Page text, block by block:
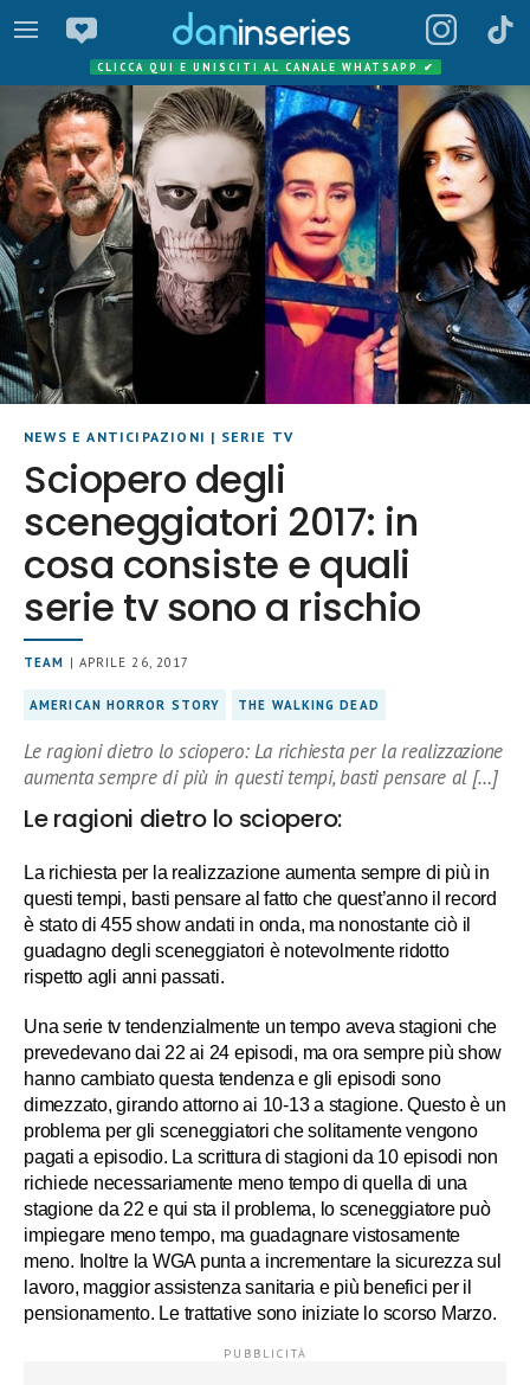
CLICCA QUI E UNISCITI AL CANALE WHATSAPP ✔
NEWS E ANTICIPAZIONI | SERIE TV
Sciopero degli
sceneggiatori 2017: in
cosa consiste e quali
serie tv sono a rischio
TEAM | APRILE 26, 2017
AMERICAN HORROR STORY THE WALKING DEAD
Le ragioni dietro lo sciopero: La richiesta per la realizzazione
aumenta sempre di più in questi tempi, basti pensare al […]
Le ragioni dietro lo sciopero:
La richiesta per la realizzazione aumenta sempre di più in
questi tempi, basti pensare al fatto che quest’anno il record
è stato di 455 show andati in onda, ma nonostante ciò il
guadagno degli sceneggiatori è notevolmente ridotto
rispetto agli anni passati.
Una serie tv tendenzialmente un tempo aveva stagioni che
prevedevano dai 22 ai 24 episodi, ma ora sempre più show
hanno cambiato questa tendenza e gli episodi sono
dimezzato, girando attorno ai 10-13 a stagione. Questo è un
problema per gli sceneggiatori che solitamente vengono
pagati a episodio. La scrittura di stagioni da 10 episodi non
richiede necessariamente meno tempo di quella di una
stagione da 22 e qui sta il problema, lo sceneggiatore può
impiegare meno tempo, ma guadagnare vistosamente
meno. Inoltre la WGA punta a incrementare la sicurezza sul
lavoro, maggior assistenza sanitaria e più benefici per il
pensionamento. Le trattative sono iniziate lo scorso Marzo.